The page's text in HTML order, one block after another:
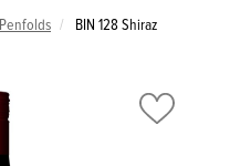
Penfolds BIN 128 Shiraz